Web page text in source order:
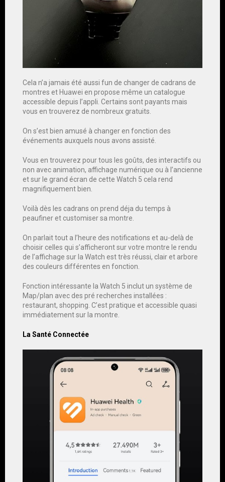
Cela n’a jamais été aussi fun de changer de cadrans de
montres et Huawei en propose même un catalogue
accessible depuis l’appli. Certains sont payants mais
vous en trouverez de nombreux gratuits.
On s’est bien amusé à changer en fonction des
événements auxquels nous avons assisté.
Vous en trouverez pour tous les goûts, des interactifs ou
non avec animation, affichage numérique ou à l’ancienne
et sur le grand écran de cette Watch 5 cela rend
magnifiquement bien.
Voilà dès les cadrans on prend déja du temps à
peaufiner et customiser sa montre.
On parlait tout a l’heure des notifications et au-delà de
choisir celles qui s’afficheront sur votre montre le rendu
de l’affichage sur la Watch est très réussi, clair et arbore
des couleurs différentes en fonction.
Fonction intéressante la Watch 5 inclut un système de
Map/plan avec des pré recherches installées :
restaurant, shopping. C’est pratique et accessible quasi
immédiatement sur la montre.
La Santé Connectée